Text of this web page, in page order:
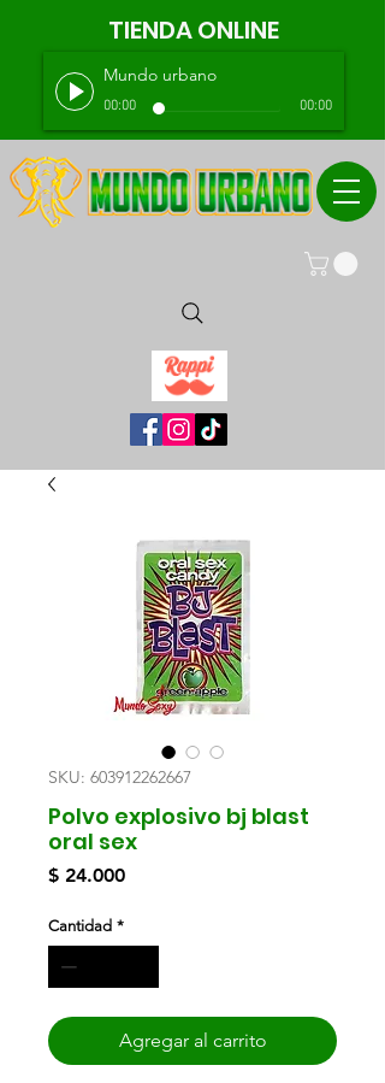
TIENDA ONLINE
Mundo urbano
00:00 00:00
SKU: 603912262667
Polvo explosivo bj blast
oral sex
$ 24.000Precio
Cantidad *
Agregar al carrito